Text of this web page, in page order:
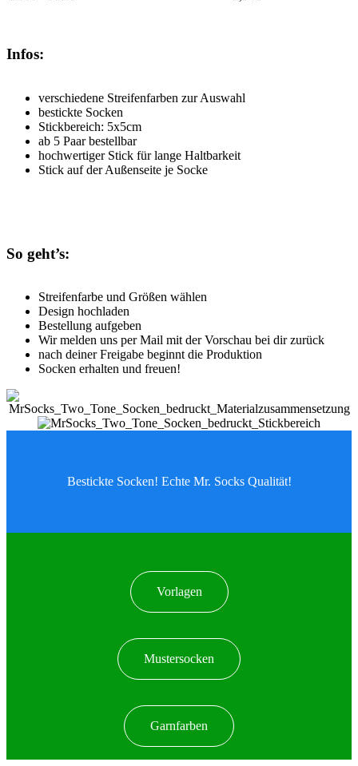
Infos:
verschiedene Streifenfarben zur Auswahl
bestickte Socken
Stickbereich: 5x5cm
ab 5 Paar bestellbar
hochwertiger Stick für lange Haltbarkeit
Stick auf der Außenseite je Socke
So geht’s:
Streifenfarbe und Größen wählen
Design hochladen
Bestellung aufgeben
Wir melden uns per Mail mit der Vorschau bei dir zurück
nach deiner Freigabe beginnt die Produktion
Socken erhalten und freuen!
Bestickte Socken! Echte Mr. Socks Qualität!
Vorlagen
Mustersocken
Garnfarben